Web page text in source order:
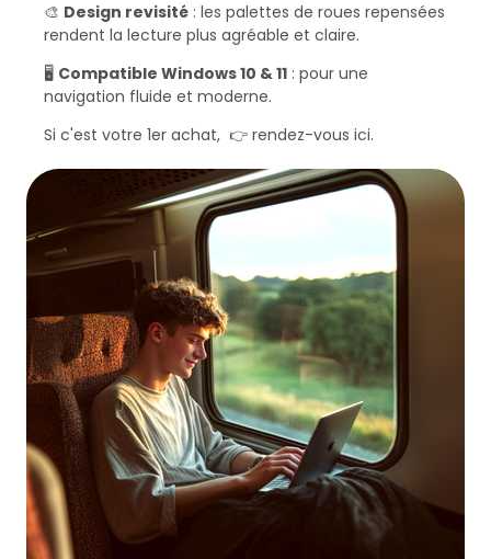
🎨 Design revisité : les palettes de roues repensées
rendent la lecture plus agréable et claire.
🖥️ Compatible Windows 10 & 11 : pour une
navigation fluide et moderne.
Si c'est votre 1er achat, 👉 rendez-vous ici.